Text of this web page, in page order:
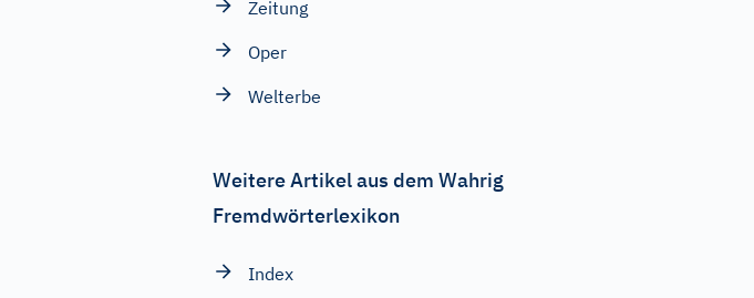
Zeitung
Oper
Welterbe
Weitere Artikel aus dem Wahrig
Fremdwörterlexikon
Index